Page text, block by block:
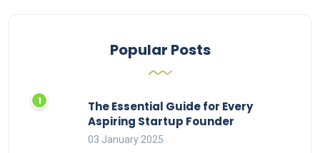
Popular Posts
The Essential Guide for Every
Aspiring Startup Founder
03 January 2025